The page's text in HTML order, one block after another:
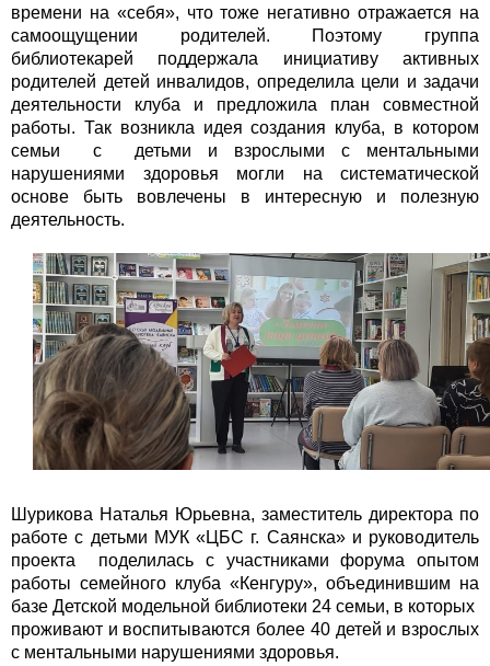
времени на «себя», что тоже негативно отражается на
самоощущении родителей. Поэтому группа
библиотекарей поддержала инициативу активных
родителей детей инвалидов, определила цели и задачи
деятельности клуба и предложила план совместной
работы. Так возникла идея создания клуба, в котором
семьи с детьми и взрослыми с ментальными
нарушениями здоровья могли на систематической
основе быть вовлечены в интересную и полезную
деятельность.
Шурикова Наталья Юрьевна, заместитель директора по
работе с детьми МУК «ЦБС г. Саянска» и руководитель
проекта поделилась с участниками форума опытом
работы семейного клуба «Кенгуру», объединившим на
базе Детской модельной библиотеки 24 семьи, в которых
проживают и воспитываются более 40 детей и взрослых
с ментальными нарушениями здоровья.